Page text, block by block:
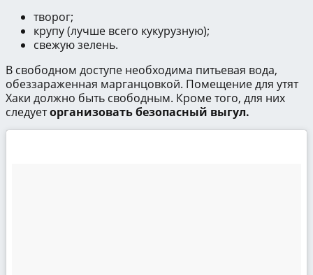
творог;
крупу (лучше всего кукурузную);
свежую зелень.
В свободном доступе необходима питьевая вода,
обеззараженная марганцовкой. Помещение для утят
Хаки должно быть свободным. Кроме того, для них
следуеторганизовать безопасный выгул.